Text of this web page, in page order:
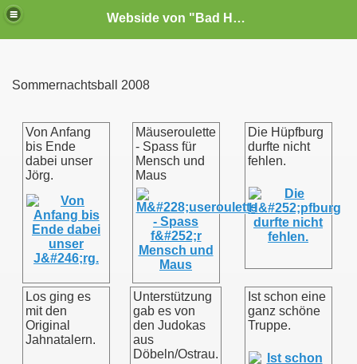
Webside von "Bad Habit"e.V. Noschkowitz
Sommernachtsball 2008
Von Anfang
bis Ende
dabei unser
Jörg.
Mäuseroulette
- Spass für
Mensch und
Maus
Die Hüpfburg
durfte nicht
fehlen.
Los ging es
mit den
Original
Jahnatalern.
Unterstützung
gab es von
den Judokas
aus
Döbeln/Ostrau.
Ist schon eine
ganz schöne
Truppe.